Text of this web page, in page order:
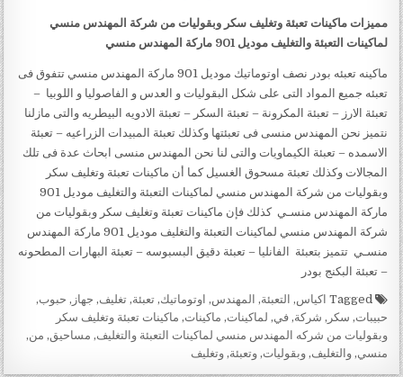
مميزات ماكينات تعبئة وتغليف سكر وبقوليات من شركة المهندس منسي
لماكينات التعبئة والتغليف موديل 901 ماركة المهندس منسي
ماكينه تعبئه بودر نصف اوتوماتيك موديل 901 ماركة المهندس منسي تتفوق فى
تعبئه جميع المواد التى على شكل البقوليات و العدس و الفاصوليا و اللوبيا –
تعبئة الارز – تعبئة المكرونة – تعبئة السكر – تعبئة الادويه البيطريه والتى مازلنا
نتميز نحن المهندس منسى فى تعبئتها وكذلك تعبئة المبيدات الزراعيه – تعبئة
الاسمده – تعبئة الكيماويات والتى لنا نحن المهندس منسى ابحاث عدة فى تلك
المجالات وكذلك تعبئة مسحوق الغسيل كما أن ماكينات تعبئة وتغليف سكر
وبقوليات من شركة المهندس منسي لماكينات التعبئة والتغليف موديل 901
ماركة المهندس منسـي كذلك فإن ماكينات تعبئة وتغليف سكر وبقوليات من
شركة المهندس منسي لماكينات التعبئة والتغليف موديل 901 ماركة المهندس
منسـي تتميز بتعبئة الفانليا – تعبئة دقيق البسبوسه – تعبئة البهارات المطحونه
– تعبئة البكنج بودر
Tagged اكياس, التعبئة, المهندس, اوتوماتيك,تعبئة,تغليف, جهاز , حبوب,
حبيبات, سكر , شركة,في, لماكينات, ماكينات, ماكينات تعبئة وتغليف سكر
وبقوليات من شركه المهندس منسي لماكينات التعبئة والتغليف, مساحيق, من,
منسي,والتغليف,وبقوليات,وتعبئة,وتغليف